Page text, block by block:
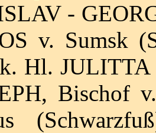
-
v. Sumsk
Hl.
Bischof